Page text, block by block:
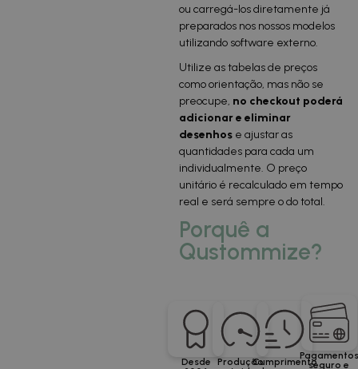
ou carregá-los diretamente já
preparados nos nossos modelos
utilizando software externo.
Utilize as tabelas de preços
como orientação, mas não se
preocupe, no checkout poderá
adicionar e eliminar
desenhos e ajustar as
quantidades para cada um
individualmente. O preço
unitário é recalculado em tempo
real e será sempre o do total.
Porquê a
Qustommize?
Desde
ProduçãoCumprimento
Pagamentos
seguro e